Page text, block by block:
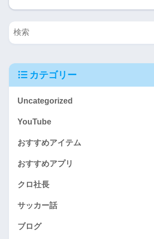
カテゴリー
Uncategorized
YouTube
おすすめアイテム
おすすめアプリ
クロ社長
サッカー話
ブログ